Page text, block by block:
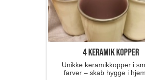
4 keramik kopper
Unikke keramikkopper i
farver – skab hygge i